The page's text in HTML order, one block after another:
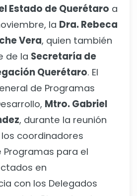
Estado de Querétaro a
la Dra. Rebeca
Vera, quien también
de la Secretaría de
Querétaro. El
de Programas
Mtro. Gabriel
, durante la reunión
coordinadores
Programas para el
en
con los Delegados